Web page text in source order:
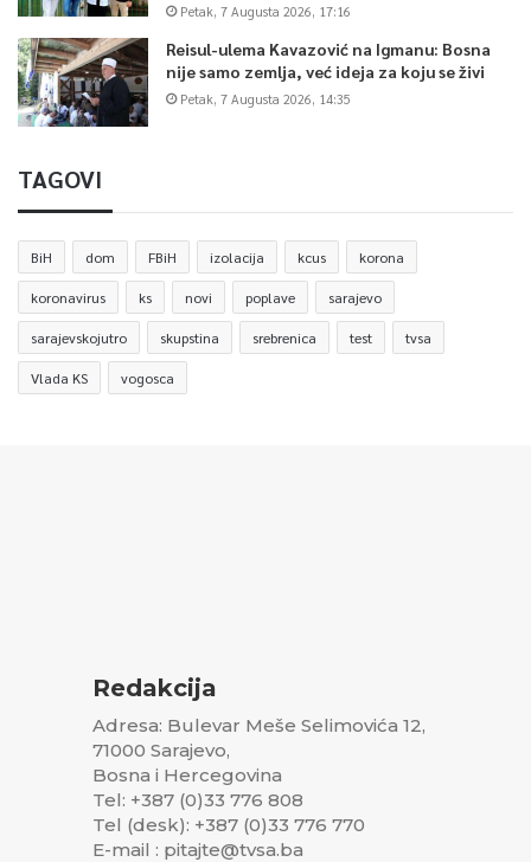
Petak, 7 Augusta 2026, 17:16
Reisul-ulema Kavazović na Igmanu: Bosna
nije samo zemlja, već ideja za koju se živi
Petak, 7 Augusta 2026, 14:35
TAGOVI
BiH dom FBiH izolacija kcus korona
koronavirus ks novi poplave sarajevo
sarajevskojutro skupstina srebrenica test tvsa
Vlada KS vogosca
Redakcija
Adresa: Bulevar Meše Selimovića 12,
71000 Sarajevo,
Bosna i Hercegovina
Tel: +387 (0)33 776 808
Tel (desk): +387 (0)33 776 770
E-mail : pitajte@tvsa.ba